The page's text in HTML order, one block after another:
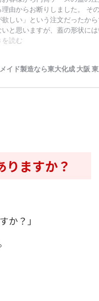
ますか？
か？」